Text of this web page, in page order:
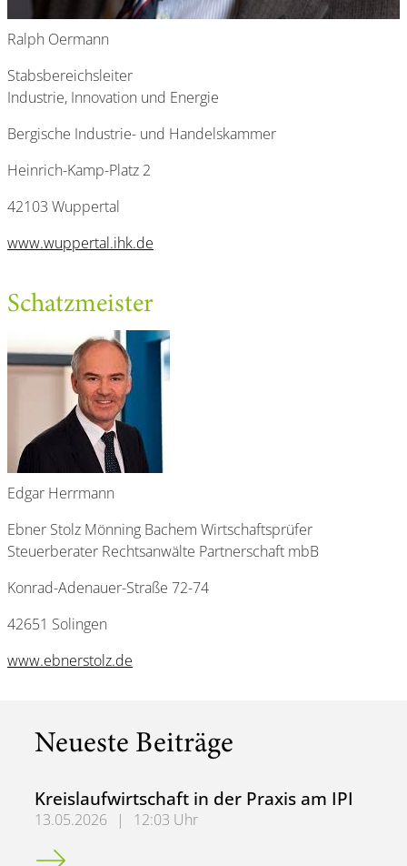
Ralph Oermann
Stabsbereichsleiter
Industrie, Innovation und Energie
Bergische Industrie- und Handelskammer
Heinrich-Kamp-Platz 2
42103 Wuppertal
www.wuppertal.ihk.de
Schatzmeister
Edgar Herrmann
Ebner Stolz Mönning Bachem Wirtschaftsprüfer
Steuerberater Rechtsanwälte Partnerschaft mbB
Konrad-Adenauer-Straße 72-74
42651 Solingen
www.ebnerstolz.de
Neueste Beiträge
Kreislaufwirtschaft in der Praxis am IPI
13.05.2026 |
12:03 Uhr
Kreislaufwirtschaft in der Praxis am IPI